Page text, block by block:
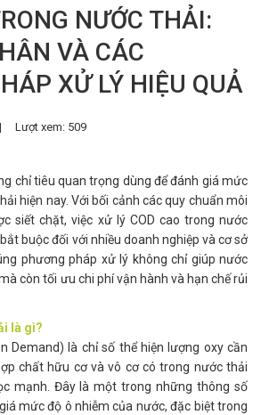
NƯỚC THẢI:
VÀ CÁC
XỬ LÝ HIỆU QUẢ
Lượt xem: 509
chỉ tiêu quan trọng dùng để đánh giá mức
hiện nay. Với bối cảnh các quy chuẩn môi
siết chặt, việc xử lý COD cao trong nước
buộc đối với nhiều doanh nghiệp và cơ sở
phương pháp xử lý không chỉ giúp nước
còn tối ưu chi phí vận hành và hạn chế rủi
là gì?
Demand) là chỉ số thể hiện lượng oxy cần
chất hữu cơ và vô cơ có trong nước thải
mạnh. Đây là một trong những thông số
mức độ ô nhiễm của nước, đặc biệt trong